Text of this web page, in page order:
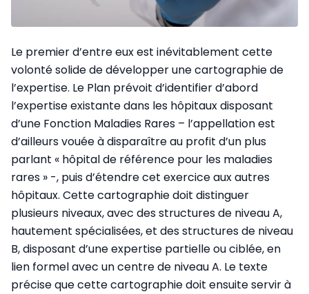
Le premier d’entre eux est inévitablement cette
volonté solide de développer une cartographie de
l’expertise. Le Plan prévoit d’identifier d’abord
l’expertise existante dans les hôpitaux disposant
d’une Fonction Maladies Rares – l’appellation est
d’ailleurs vouée à disparaître au profit d’un plus
parlant « hôpital de référence pour les maladies
rares » -, puis d’étendre cet exercice aux autres
hôpitaux. Cette cartographie doit distinguer
plusieurs niveaux, avec des structures de niveau A,
hautement spécialisées, et des structures de niveau
B, disposant d’une expertise partielle ou ciblée, en
lien formel avec un centre de niveau A. Le texte
précise que cette cartographie doit ensuite servir à